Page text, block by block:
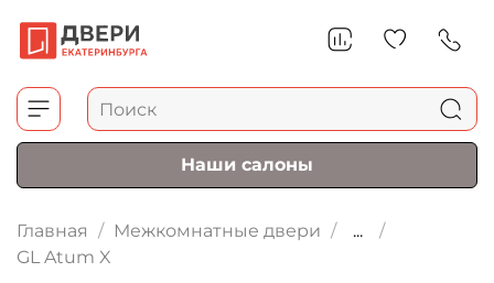
Наши салоны
Главная Межкомнатные двери
...
GL Atum X